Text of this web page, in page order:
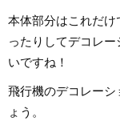
本体部分はこれだ
ったりしてデコレ
いですね！
飛行機のデコレー
ょう。